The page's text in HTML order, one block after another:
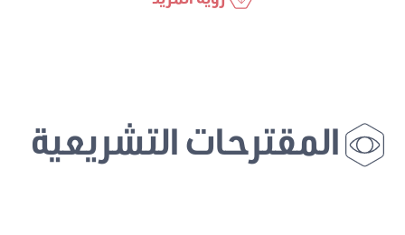
المقترحات التشريعية